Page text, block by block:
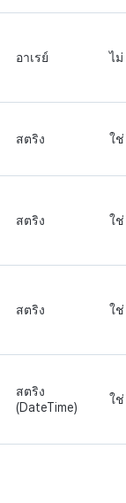
อาเรย์ ไม่
สตริง ใช่
สตริง ใช่
สตริง ใช่
สตริง
(DateTime)
ใช่